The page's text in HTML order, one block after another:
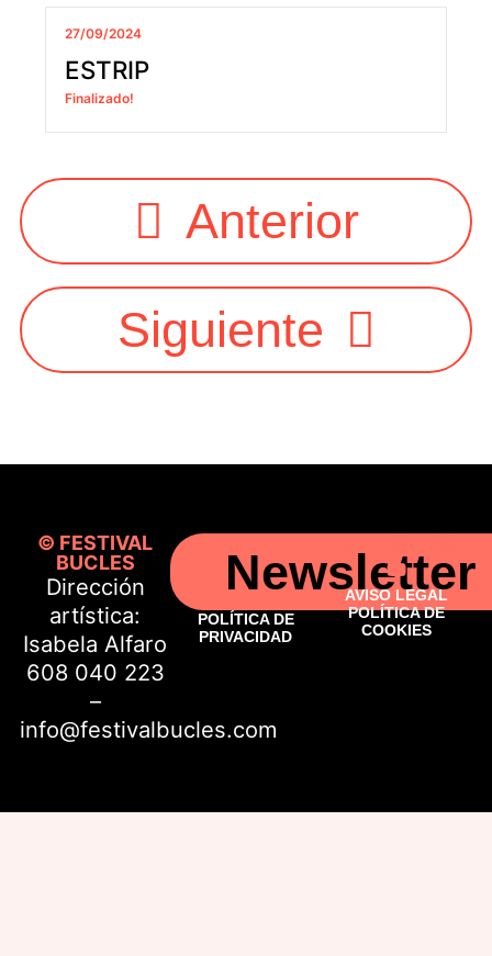
27/09/2024
ESTRIP
Finalizado!
Anterior
Siguiente
© FESTIVAL
BUCLES
Dirección
artística:
Isabela Alfaro
608 040 223
–
info@festivalbucles.com
Newsletter
POLÍTICA DE
PRIVACIDAD
AVISO LEGAL
POLÍTICA DE
COOKIES